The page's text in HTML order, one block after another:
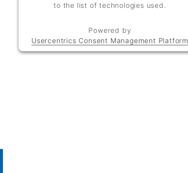
to the list of technologies used.
Powered by
Usercentrics Consent Management Platform